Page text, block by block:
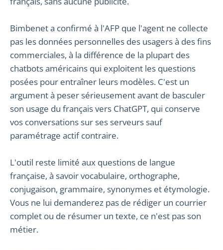
Bimbenet a confirmé à l'AFP que l'agent ne collecte
pas les données personnelles des usagers à des fins
commerciales, à la différence de la plupart des
chatbots américains qui exploitent les questions
posées pour entraîner leurs modèles. C'est un
argument à peser sérieusement avant de basculer
son usage du français vers ChatGPT, qui conserve
vos conversations sur ses serveurs sauf
paramétrage actif contraire.
L'outil reste limité aux questions de langue
française, à savoir vocabulaire, orthographe,
conjugaison, grammaire, synonymes et étymologie.
Vous ne lui demanderez pas de rédiger un courrier
complet ou de résumer un texte, ce n'est pas son
métier.